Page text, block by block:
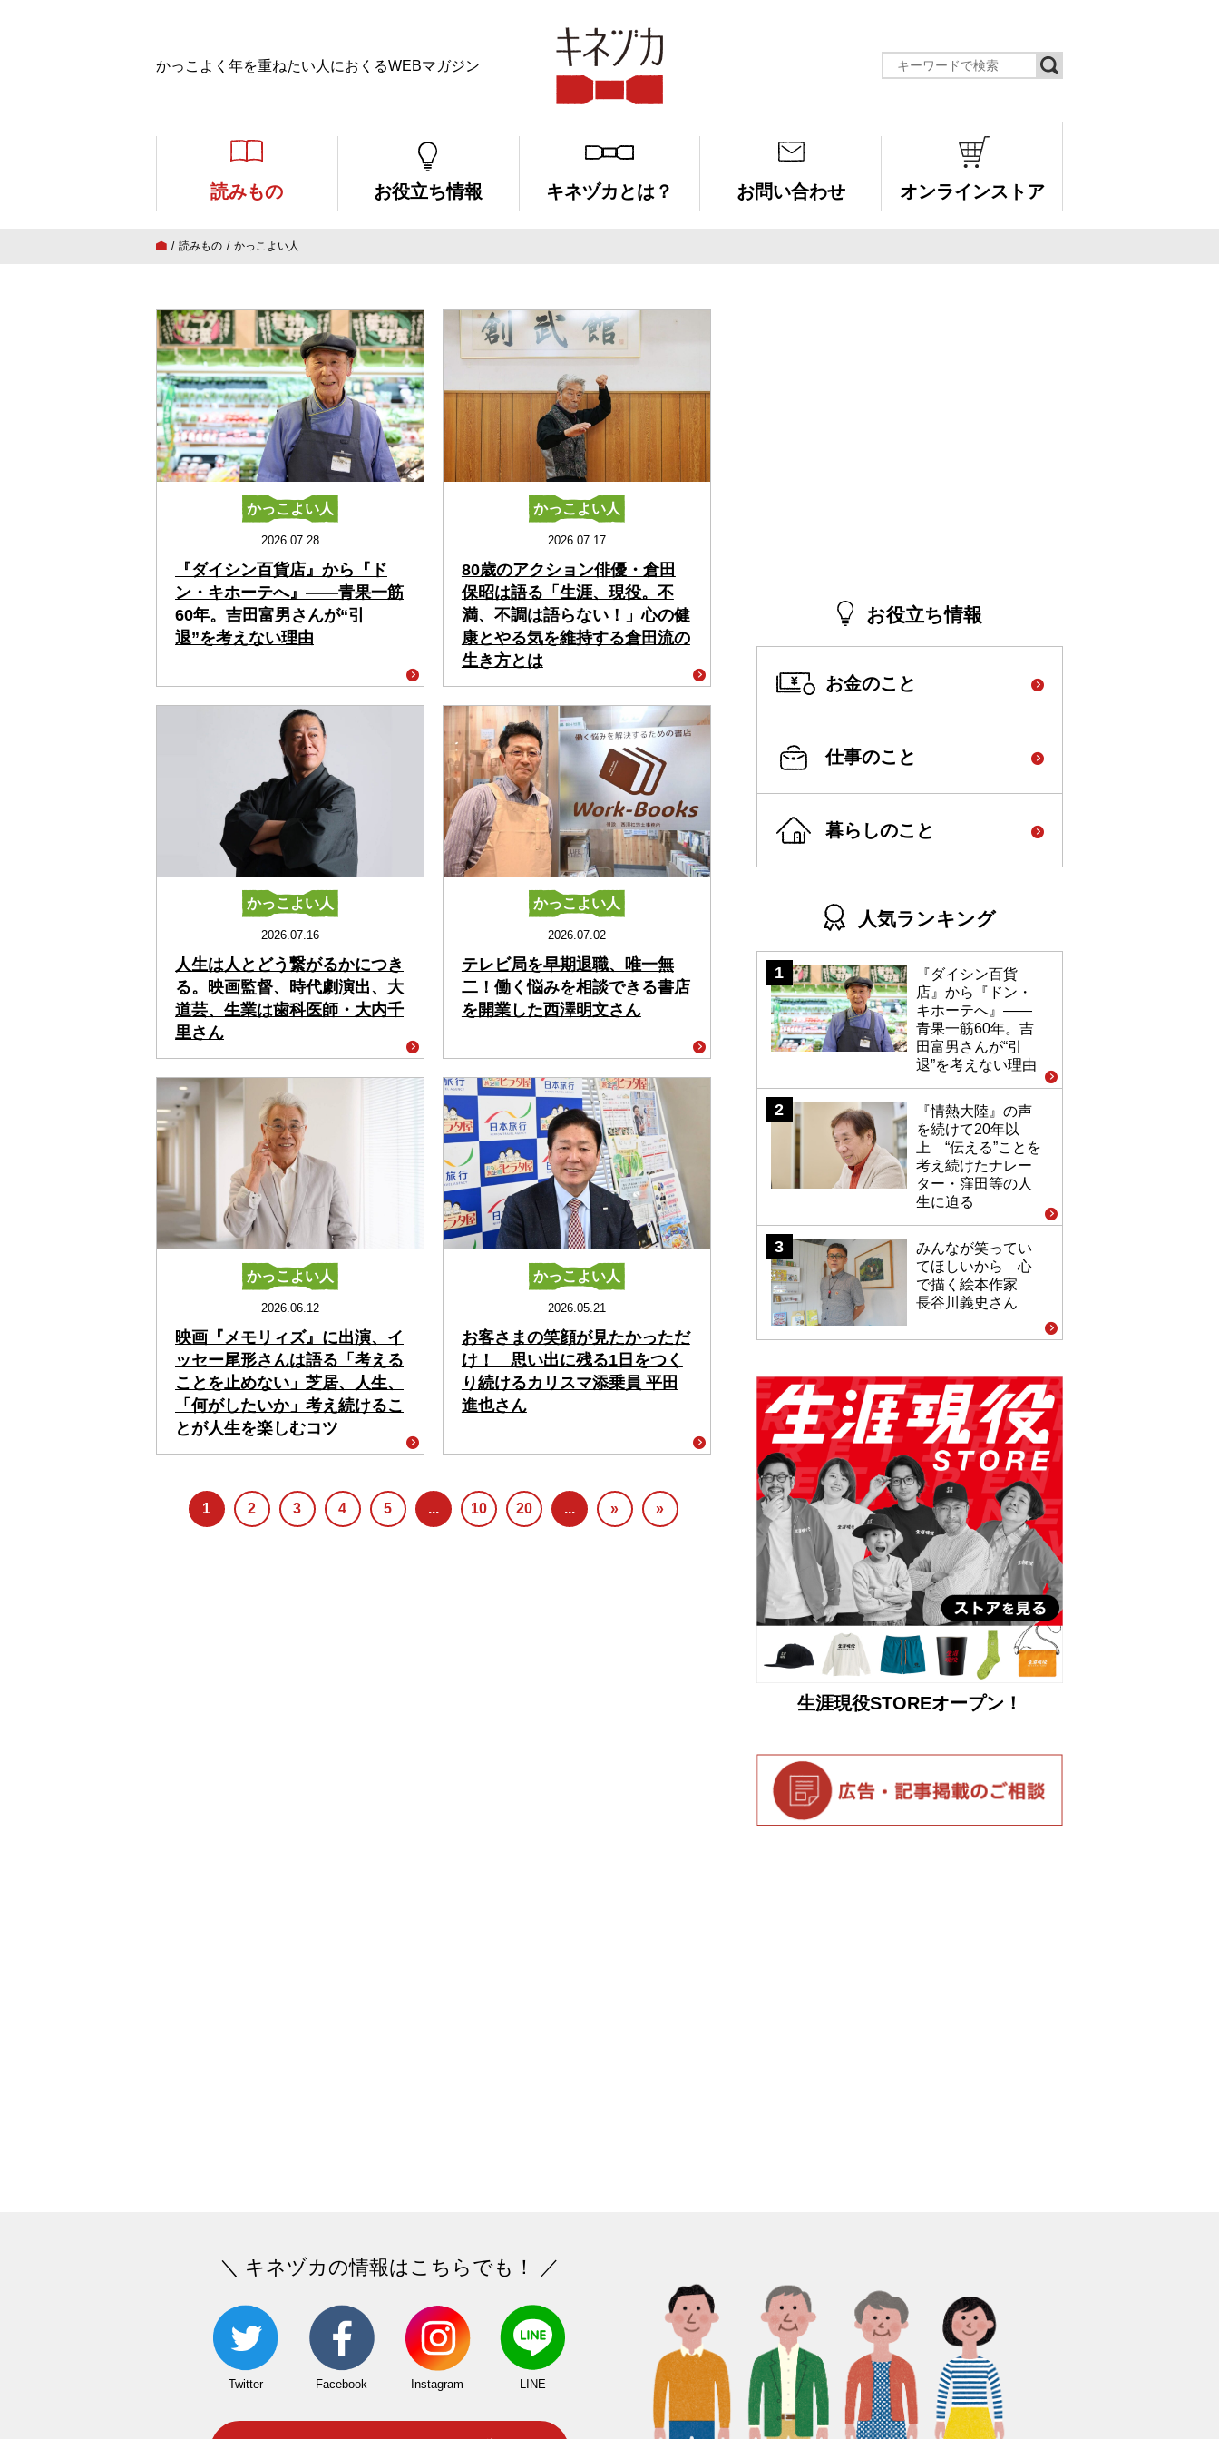
かっこよく年を重ねたい人におくるWEBマガジン
読みもの お役立ち情報 キネヅカとは？ お問い合わせ オンラインストア
読みもの かっこよい人
かっこよい人
2026.07.28
『ダイシン百貨店』から『ド
ン・キホーテへ』――青果一筋
60年。吉田富男さんが“引
退”を考えない理由
かっこよい人
2026.07.17
80歳のアクション俳優・倉田
保昭は語る「生涯、現役。不
満、不調は語らない！」心の健
康とやる気を維持する倉田流の
生き方とは
かっこよい人
2026.07.16
人生は人とどう繋がるかにつき
る。映画監督、時代劇演出、大
道芸、生業は歯科医師・大内千
里さん
かっこよい人
2026.07.02
テレビ局を早期退職、唯一無
二！働く悩みを相談できる書店
を開業した西澤明文さん
かっこよい人
2026.06.12
映画『メモリィズ』に出演、イ
ッセー尾形さんは語る「考える
ことを止めない」芝居、人生、
「何がしたいか」考え続けるこ
とが人生を楽しむコツ
かっこよい人
2026.05.21
お客さまの笑顔が見たかっただ
け！ 思い出に残る1日をつく
り続けるカリスマ添乗員 平田
進也さん
1 2 3 4 5 ... 10 20 ... » »
お役立ち情報
お金のこと
仕事のこと
暮らしのこと
人気ランキング
『ダイシン百貨
店』から『ドン・
キホーテへ』――
青果一筋60年。吉
田富男さんが“引
退”を考えない理由
『情熱大陸』の声
を続けて20年以
上 “伝える”ことを
考え続けたナレー
ター・窪田等の人
生に迫る
みんなが笑ってい
てほしいから 心
で描く絵本作家
長谷川義史さん
生涯現役STOREオープン！
＼ キネヅカの情報はこちらでも！ ／
Twitter Facebook Instagram LINE